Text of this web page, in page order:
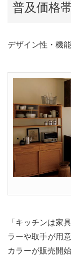
普及価格
デザイン性・機
「キッチンは家
ラーや取手が用
カラーが販売開